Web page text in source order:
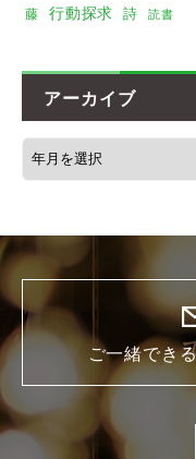
藤 行動探求 詩 読書
アーカイブ
ご一緒でき